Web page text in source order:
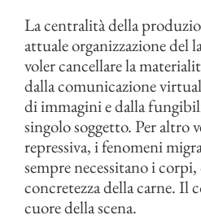
La centralità della
attuale organizzazione del
voler cancellare la
dalla comunicazione
di immagini e dalla
singolo soggetto. Per altro
repressiva, i fenomeni
sempre necessitano i
concretezza della carne. Il
cuore della scena.